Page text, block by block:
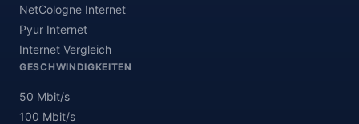
NetCologne Internet
Pyur Internet
Internet Vergleich
GESCHWINDIGKEITEN
50 Mbit/s
100 Mbit/s